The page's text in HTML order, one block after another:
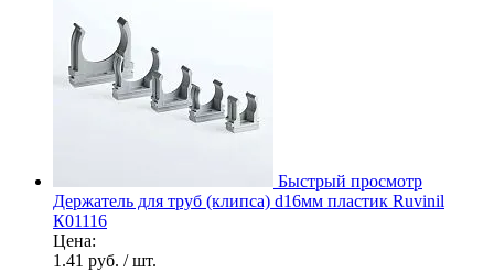
Быстрый просмотр
Держатель для труб (клипса) d16мм пластик Ruvinil
К01116
Цена:
1.41 руб. / шт.